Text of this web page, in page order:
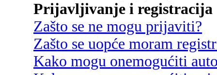
Prijavljivanje i registracija
Zašto se ne mogu prijaviti?
Zašto se uopće moram
Kako mogu onemogućiti